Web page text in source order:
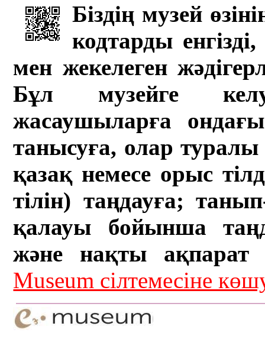
Біздің музей
кодтарды
мен жекелеген
Бұл музейге
жасаушыларға
танысуға, олар туралы
қазақ немесе орыс
тілін) таңдауға;
қалауы бойынша
және нақты ақпарат
Museum сілтемесіне